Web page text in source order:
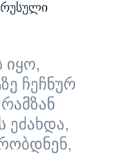
რუსული
იყო,
ჩეჩნურ
ეძახდა,